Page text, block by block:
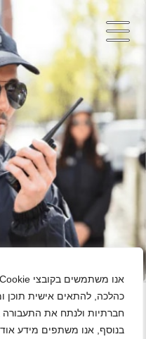
כהלכה, להתאים אישית תוכן
חברתיות ולנתח את התעבורה
בנוסף, אנו משתפים מידע
+
ליחידת האבטחה של